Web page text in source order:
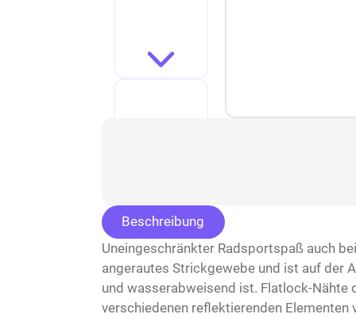
Beschreibung
Uneingeschränkter Radsportspaß auch
angerautes Strickgewebe und ist auf der
und wasserabweisend ist. Flatlock-Nähte
verschiedenen reflektierenden